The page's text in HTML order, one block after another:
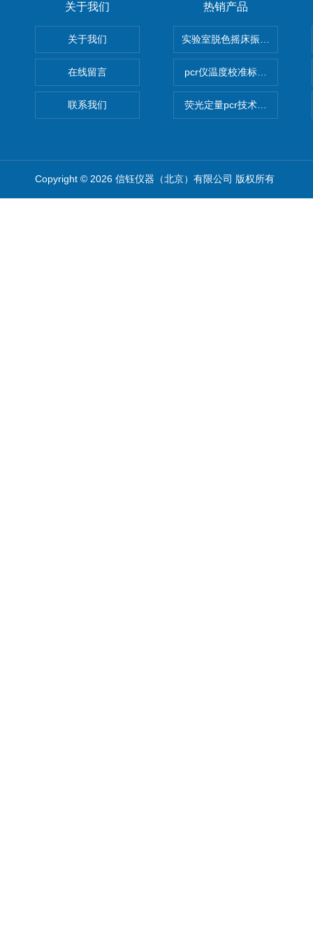
关于我们
关于我们
在线留言
联系我们
热销产品
实验室脱色摇床振荡器
pcr仪温度校准标定设备
荧光定量pcr技术定制化服务
Copyright © 2026 信钰仪器（北京）有限公司 版权所有